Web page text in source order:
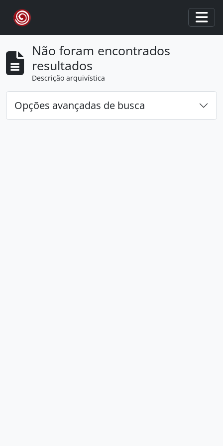
Skip to main content
Não foram encontrados
resultados
Descrição arquivística
Opções avançadas de busca